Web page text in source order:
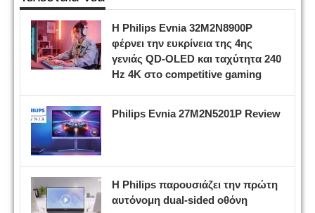
Η Philips Evnia 32M2N8900P
φέρνει την ευκρίνεια της 4ης
γενιάς QD-OLED και ταχύτητα 240
Hz 4K στο competitive gaming
Philips Evnia 27M2N5201P Review
Η Philips παρουσιάζει την πρώτη
αυτόνομη dual-sided οθόνη